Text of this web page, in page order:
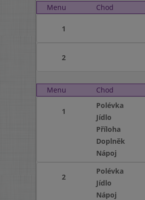
Menu Chod
1
2
Menu
Chod
1
Polévka
Jídlo
Příloha
Doplněk
Nápoj
2
Polévka
Jídlo
Nápoj